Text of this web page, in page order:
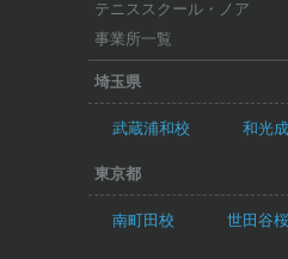
テニススクール・ノア
事業所一覧
埼玉県
武蔵浦和校 和光
東京都
南町田校 世田谷